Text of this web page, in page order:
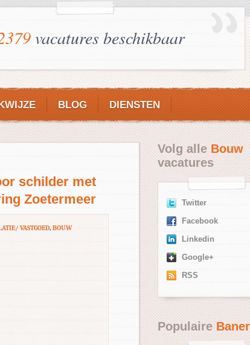
vacatures beschikbaar
BLOG DIENSTEN
schilder met
Zoetermeer
VASTGOED, BOUW
Volg alleBouw
vacatures
Twitter
Facebook
Linkedin
Google+
RSS
Populaire